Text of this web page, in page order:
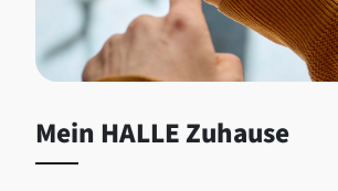
Mein HALLE Zuhause